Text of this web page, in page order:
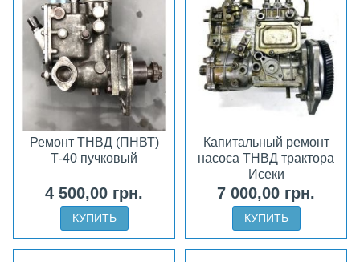
Ремонт ТНВД (ПНВТ)
Т-40 пучковый
4 500,00 грн.
КУПИТЬ
Капитальный ремонт
насоса ТНВД трактора
Исеки
7 000,00 грн.
КУПИТЬ